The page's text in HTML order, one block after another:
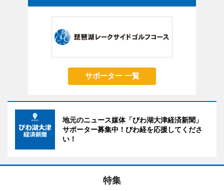
サポーター 一覧
地元のニュース媒体「びわ湖大津経済新聞」
サポーター募集中！びわ経を応援してくださ
い！
特集